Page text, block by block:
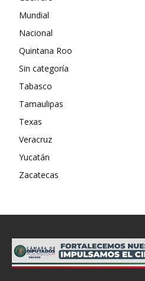
Mundial
Nacional
Quintana Roo
Sin categoría
Tabasco
Tamaulipas
Texas
Veracruz
Yucatán
Zacatecas